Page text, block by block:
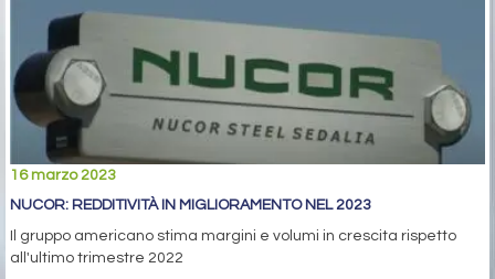
16 marzo 2023
NUCOR: REDDITIVITÀ IN MIGLIORAMENTO NEL 2023
Il gruppo americano stima margini e volumi in crescita rispetto
all'ultimo trimestre 2022